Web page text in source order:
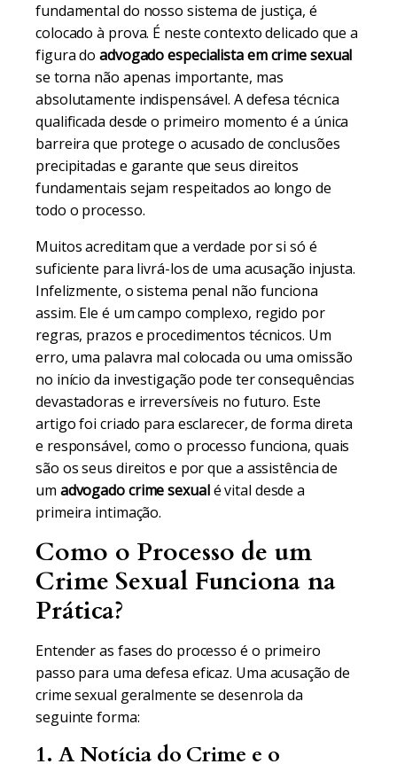
fundamental do nosso sistema de justiça, é
colocado à prova. É neste contexto delicado que a
figura doadvogado especialista em crime sexual
se torna não apenas importante, mas
absolutamente indispensável. A defesa técnica
qualificada desde o primeiro momento é a única
barreira que protege o acusado de conclusões
precipitadas e garante que seus direitos
fundamentais sejam respeitados ao longo de
todo o processo.
Muitos acreditam que a verdade por si só é
suficiente para livrá-los de uma acusação injusta.
Infelizmente, o sistema penal não funciona
assim. Ele é um campo complexo, regido por
regras, prazos e procedimentos técnicos. Um
erro, uma palavra mal colocada ou uma omissão
no início da investigação pode ter consequências
devastadoras e irreversíveis no futuro. Este
artigo foi criado para esclarecer, de forma direta
e responsável, como o processo funciona, quais
são os seus direitos e por que a assistência de
um advogado crime sexualé vital desde a
primeira intimação.
Como o Processo de um
Crime Sexual Funciona na
Prática?
Entender as fases do processo é o primeiro
passo para uma defesa eficaz. Uma acusação de
crime sexual geralmente se desenrola da
seguinte forma:
1. A Notícia do Crime e o